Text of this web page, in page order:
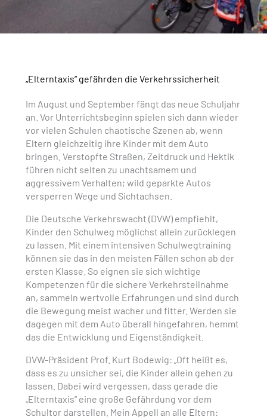
„Elterntaxis“ gefährden die Verkehrssicherheit
Im August und September fängt das neue Schuljahr
an. Vor Unterrichtsbeginn spielen sich dann wieder
vor vielen Schulen chaotische Szenen ab, wenn
Eltern gleichzeitig ihre Kinder mit dem Auto
bringen. Verstopfte Straßen, Zeitdruck und Hektik
führen nicht selten zu unachtsamem und
aggressivem Verhalten; wild geparkte Autos
versperren Wege und Sichtachsen.
Die Deutsche Verkehrswacht (DVW) empfiehlt,
Kinder den Schulweg möglichst allein zurücklegen
zu lassen. Mit einem intensiven Schulwegtraining
können sie das in den meisten Fällen schon ab der
ersten Klasse. So eignen sie sich wichtige
Kompetenzen für die sichere Verkehrsteilnahme
an, sammeln wertvolle Erfahrungen und sind durch
die Bewegung meist wacher und fitter. Werden sie
dagegen mit dem Auto überall hingefahren, hemmt
das die Entwicklung und Eigenständigkeit.
DVW-Präsident Prof. Kurt Bodewig: „Oft heißt es,
dass es zu unsicher sei, die Kinder allein gehen zu
lassen. Dabei wird vergessen, dass gerade die
„Elterntaxis“ eine große Gefährdung vor dem
Schultor darstellen. Mein Appell an alle Eltern: